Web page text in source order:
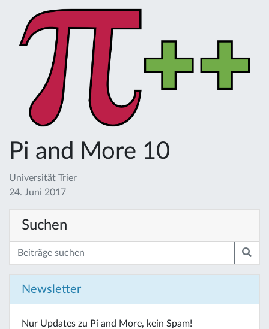
Pi and More 10
Universität Trier
24. Juni 2017
Suchen
Newsletter
Nur Updates zu Pi and More, kein Spam!